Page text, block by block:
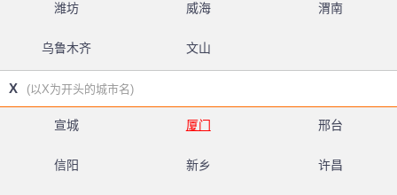
潍坊 威海 渭南
乌鲁木齐 文山
X (以X为开头的城市名)
宣城 厦门 邢台
信阳 新乡 许昌